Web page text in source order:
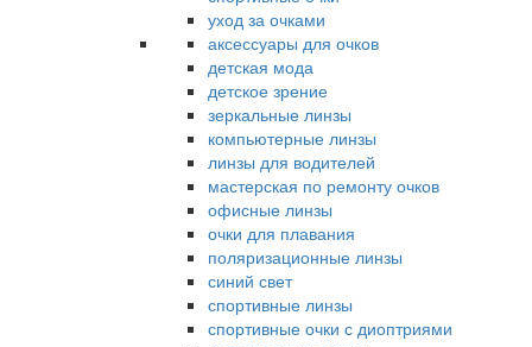
уход за очками
аксессуары для очков
детская мода
детское зрение
зеркальные линзы
компьютерные линзы
линзы для водителей
мастерская по ремонту очков
офисные линзы
очки для плавания
поляризационные линзы
синий свет
спортивные линзы
спортивные очки с диоптриями